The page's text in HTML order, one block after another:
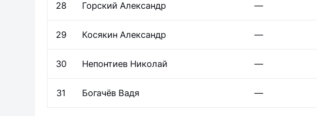
28 Горский Александр —
29 Косякин Александр —
30 Непонтиев Николай —
31 Богачёв Вадя —